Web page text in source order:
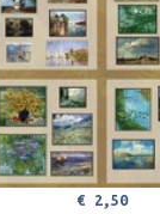
€ 2,50